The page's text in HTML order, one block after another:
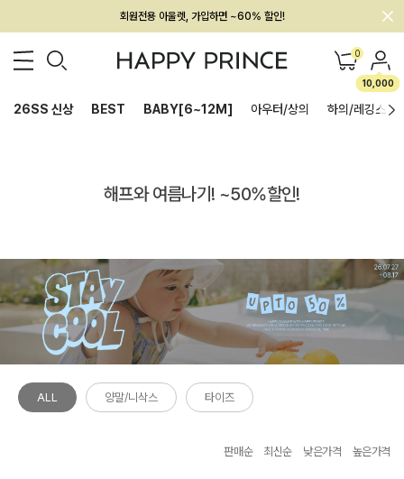
회원전용 아울렛, 가입하면 ~60% 할인!
멤버십 최대 28,000원 혜택 0
10,000
26SS 신상 BEST BABY[6~12M] 아우터/상의 하의/레깅스
해프와 여름나기! ~50%할인!
ALL 양말/니삭스 타이즈
판매순 최신순 낮은가격 높은가격